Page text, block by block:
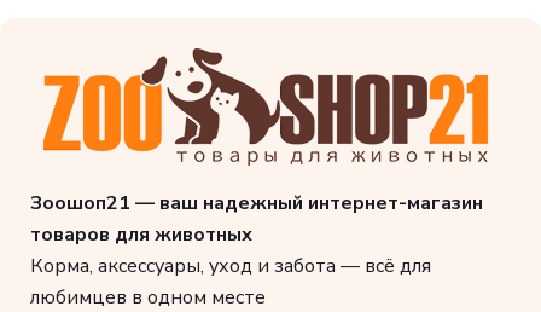
Зоошоп21 — ваш надежный интернет-магазин
товаров для животных
Корма, аксессуары, уход и забота — всё для
любимцев в одном месте